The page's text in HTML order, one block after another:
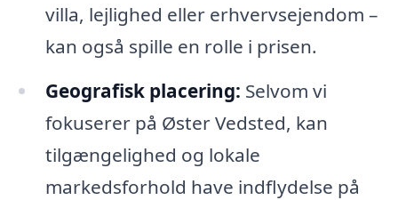
villa, lejlighed eller erhvervsejendom –
kan også spille en rolle i prisen.
Geografisk placering: Selvom vi
fokuserer på Øster Vedsted, kan
tilgængelighed og lokale
markedsforhold have indflydelse på